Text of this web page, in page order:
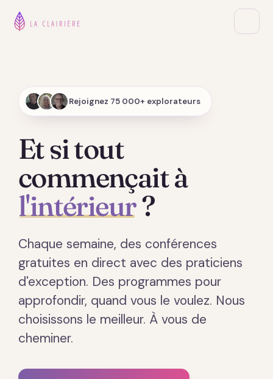
Rejoignez 75 000+ explorateurs
Et si tout
commençait à
l'intérieur?
Chaque semaine, des conférences
gratuites en direct avec des praticiens
d'exception. Des programmes pour
approfondir, quand vous le voulez. Nous
choisissons le meilleur. À vous de
cheminer.